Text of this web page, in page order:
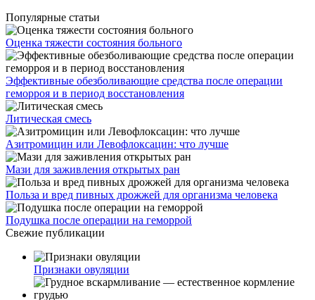
Популярные статьи
Оценка тяжести состояния больного
Эффективные обезболивающие средства после операции
геморроя и в период восстановления
Литическая смесь
Азитромицин или Левофлоксацин: что лучше
Мази для заживления открытых ран
Польза и вред пивных дрожжей для организма человека
Подушка после операции на геморрой
Свежие публикации
Признаки овуляции